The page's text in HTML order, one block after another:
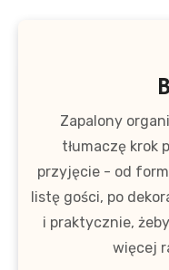
Zapalony
tłumaczę krok
przyjęcie - od
listę gości, po
i praktycznie,
więcej